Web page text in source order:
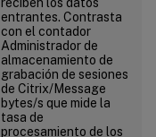
entrantes. Contrasta
con el contador
Administrador de
almacenamiento de
grabación de sesiones
de Citrix/Message
bytes/s que mide la
tasa de
procesamiento de los